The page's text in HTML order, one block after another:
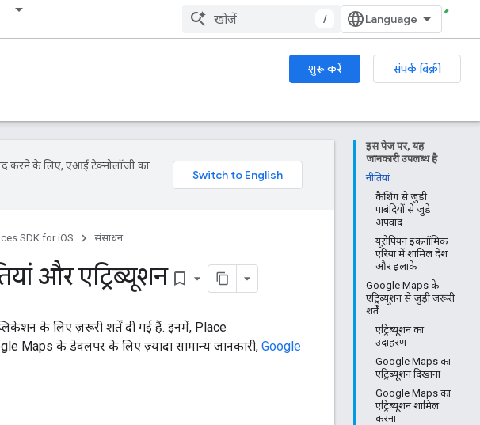
/
शुरू करें
संपर्क बिक्री
इस पेज पर, यह
जानकारी उपलब्ध है
नीतियां
कैशिंग से जुड़ी
पाबंदियों से जुड़े
अपवाद
यूरोपियन इकनॉमिक
एरिया में शामिल देश
और इलाके
Google Maps के
एट्रिब्यूशन से जुड़ी ज़रूरी
शर्तें
एट्रिब्यूशन का
उदाहरण
Google Maps का
एट्रिब्यूशन दिखाना
Google Maps का
एट्रिब्यूशन शामिल
करना
करने के लिए, एआई टेक्नोलॉजी का
SDK for iOS संसाधन
और एट्रिब्यूशन bookmark_border
के लिए ज़रूरी शर्तें दी गई हैं. इनमें, Place
Maps के डेवलपर के लिए ज़्यादा सामान्य जानकारी, Google